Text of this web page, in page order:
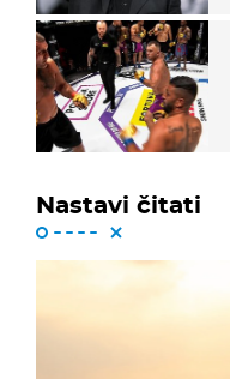
Nastavi čitati